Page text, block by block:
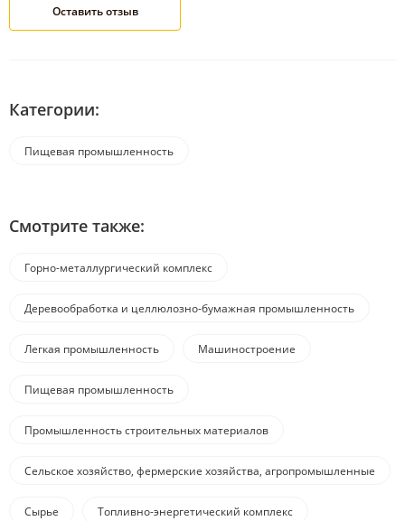
Категории:
Пищевая промышленность
Смотрите также:
Горно-металлургический комплекс
Деревообработка и целлюлозно-бумажная промышленность
Легкая промышленность Машиностроение
Пищевая промышленность
Промышленность строительных материалов
Сельское хозяйство, фермерские хозяйства, агропромышленные
Сырье Топливно-энергетический комплекс